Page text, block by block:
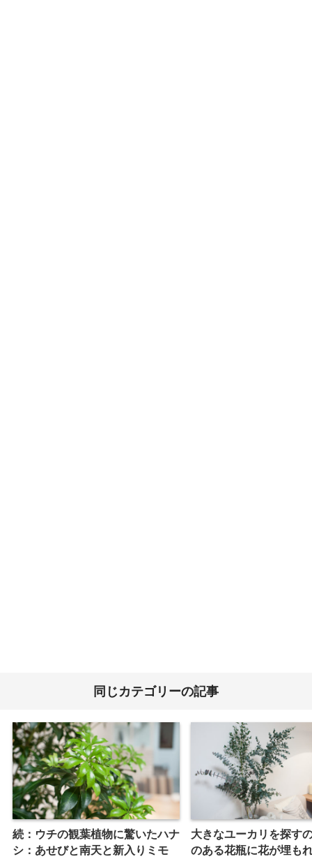
同じカテゴリーの記事
続：ウチの観葉植物に驚いたハナ
シ：あせびと南天と新入りミモ
大きなユーカリを探す
のある花瓶に花が埋も